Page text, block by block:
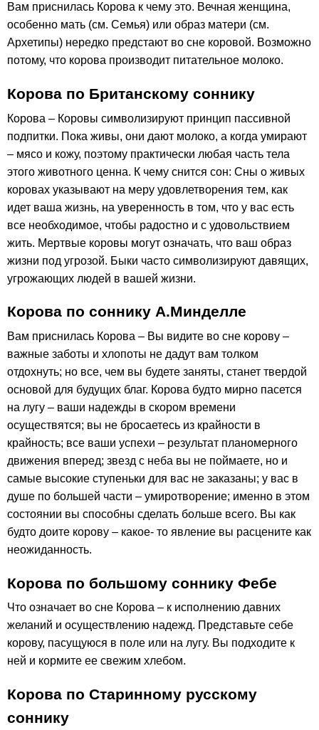
Вам приснилась Корова к чему это. Вечная женщина,
особенно мать (см. Семья) или образ матери (см.
Архетипы) нередко предстают во сне коровой. Возможно
потому, что корова производит питательное молоко.
Корова по Британскому соннику
Корова – Коровы символизируют принцип пассивной
подпитки. Пока живы, они дают молоко, а когда умирают
– мясо и кожу, поэтому практически любая часть тела
этого животного ценна. К чему снится сон: Сны о живых
коровах указывают на меру удовлетворения тем, как
идет ваша жизнь, на уверенность в том, что у вас есть
все необходимое, чтобы радостно и с удовольствием
жить. Мертвые коровы могут означать, что ваш образ
жизни под угрозой. Быки часто символизируют давящих,
угрожающих людей в вашей жизни.
Корова по соннику А.Минделле
Вам приснилась Корова – Вы видите во сне корову –
важные заботы и хлопоты не дадут вам толком
отдохнуть; но все, чем вы будете заняты, станет твердой
основой для будущих благ. Корова будто мирно пасется
на лугу – ваши надежды в скором времени
осуществятся; вы не бросаетесь из крайности в
крайность; все ваши успехи – результат планомерного
движения вперед; звезд с неба вы не поймаете, но и
самые высокие ступеньки для вас не заказаны; у вас в
душе по большей части – умиротворение; именно в этом
состоянии вы способны сделать больше всего. Вы как
будто доите корову – какое- то явление вы расцените как
неожиданность.
Корова по большому соннику Фебе
Что означает во сне Корова – к исполнению давних
желаний и осуществлению надежд. Представьте себе
корову, пасущуюся в поле или на лугу. Вы подходите к
ней и кормите ее свежим хлебом.
Корова по Старинному русскому
соннику